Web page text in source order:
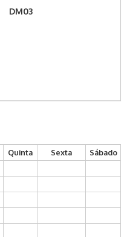
DM03
Quinta Sexta
Sábado